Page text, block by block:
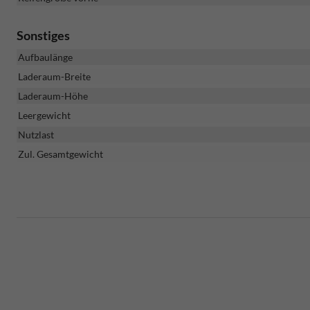
Sonstiges
Aufbaulänge
Laderaum-Breite
Laderaum-Höhe
Leergewicht
Nutzlast
Zul. Gesamtgewicht